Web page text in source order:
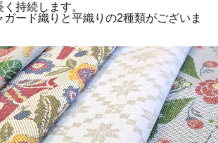
持続します。
ガード織りと平織りの2種類がございま